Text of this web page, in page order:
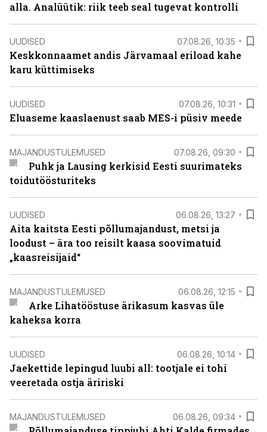
alla. Analüütik: riik teeb seal tugevat kontrolli
UUDISED 07.08.26, 10:35
Keskkonnaamet andis Järvamaal eriload kahe
karu küttimiseks
UUDISED 07.08.26, 10:31
Eluaseme kaaslaenust saab MES-i püsiv meede
MAJANDUSTULEMUSED 07.08.26, 09:30
Puhk ja Lausing kerkisid Eesti suurimateks
toidutöösturiteks
UUDISED 06.08.26, 13:27
Aita kaitsta Eesti põllumajandust, metsi ja
loodust – ära too reisilt kaasa soovimatuid
„kaasreisijaid“
MAJANDUSTULEMUSED 06.08.26, 12:15
Arke Lihatööstuse ärikasum kasvas üle
kaheksa korra
UUDISED 06.08.26, 10:14
Jaekettide lepingud luubi all: tootjale ei tohi
veeretada ostja äririski
MAJANDUSTULEMUSED 06.08.26, 09:34